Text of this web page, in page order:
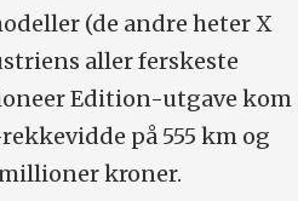
(de andre heter X
aller ferskeste
Edition-utgave kom
på 555 km og
kroner.